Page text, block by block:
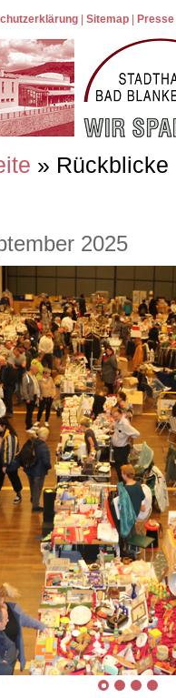
Sitemap Presse
» Rückblicke
2025